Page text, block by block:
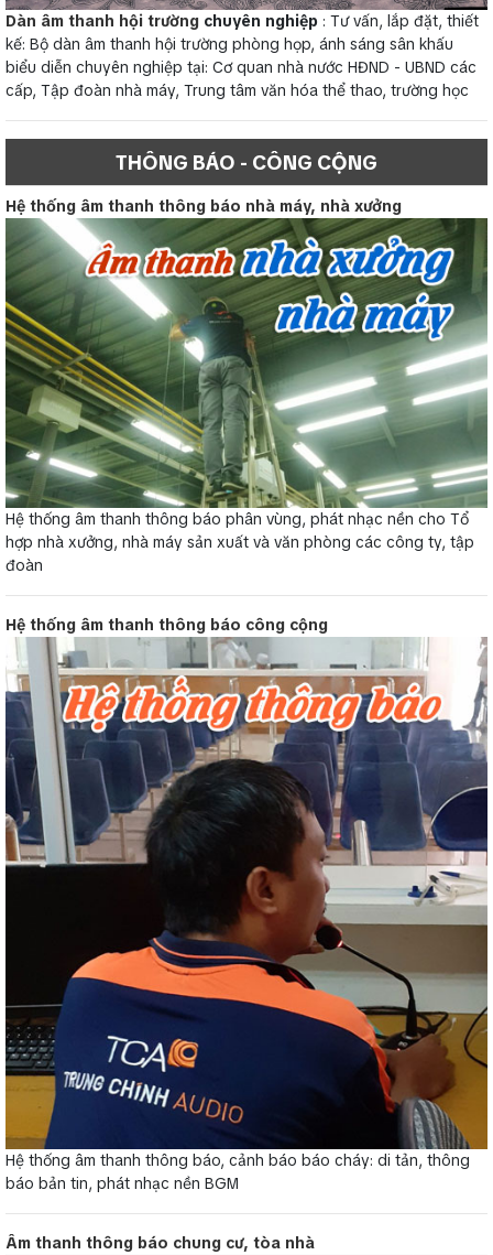
Dàn âm thanh hội trường chuyên nghiệp : Tư vấn, lắp đặt, thiết
kế: Bộ dàn âm thanh hội trường phòng họp, ánh sáng sân khấu
biểu diễn chuyên nghiệp tại: Cơ quan nhà nước HĐND - UBND các
cấp, Tập đoàn nhà máy, Trung tâm văn hóa thể thao, trường học
THÔNG BÁO - CÔNG CỘNG
Hệ thống âm thanh thông báo nhà máy, nhà xưởng
Hệ thống âm thanh thông báo phân vùng, phát nhạc nền cho Tổ
hợp nhà xưởng, nhà máy sản xuất và văn phòng các công ty, tập
đoàn
Hệ thống âm thanh thông báo công cộng
Hệ thống âm thanh thông báo, cảnh báo báo cháy: di tản, thông
báo bản tin, phát nhạc nền BGM
Âm thanh thông báo chung cư, tòa nhà